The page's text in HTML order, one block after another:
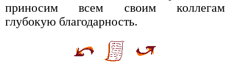
приносим всем своим коллегам
глубокую благодарность.